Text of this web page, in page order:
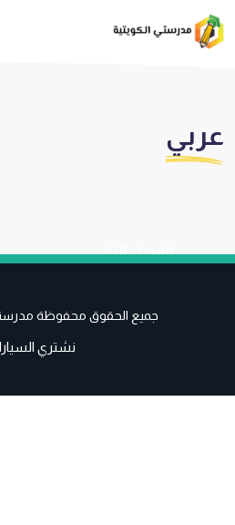
عربي
الفصل الثاني
جميع الحقوق محفوظة مدرستي
نشتري